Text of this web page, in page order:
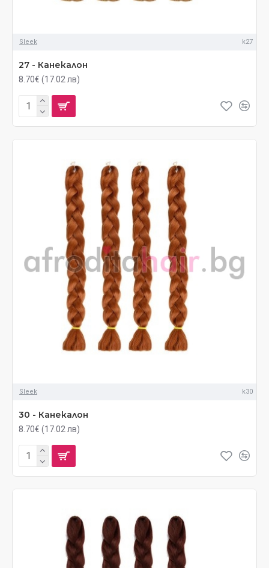
Sleek k27
27 - Канекалон
8.70€ (17.02 лв)
Sleek k30
30 - Канекалон
8.70€ (17.02 лв)